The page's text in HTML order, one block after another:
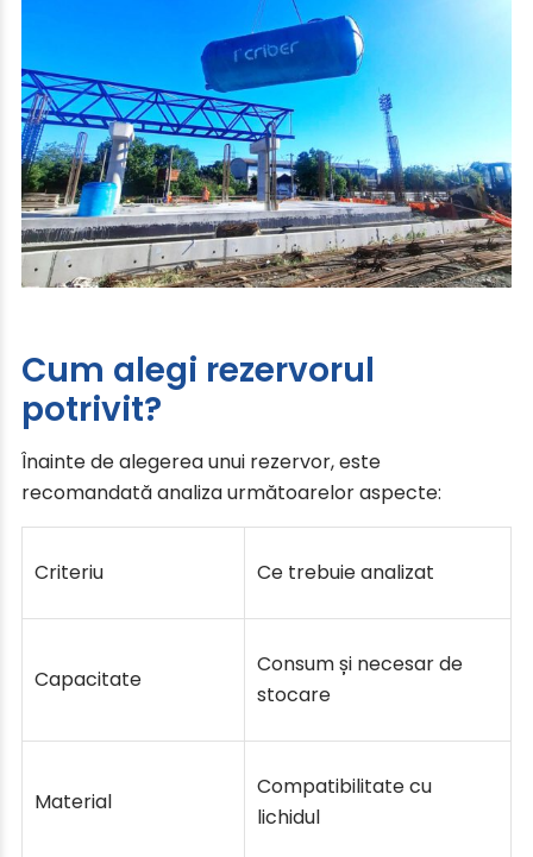
Cum alegi rezervorul
potrivit?
Înainte de alegerea unui rezervor, este
recomandată analiza următoarelor aspecte:
Criteriu Ce trebuie analizat
Capacitate
Consum și necesar de
stocare
Material
Compatibilitate cu
lichidul